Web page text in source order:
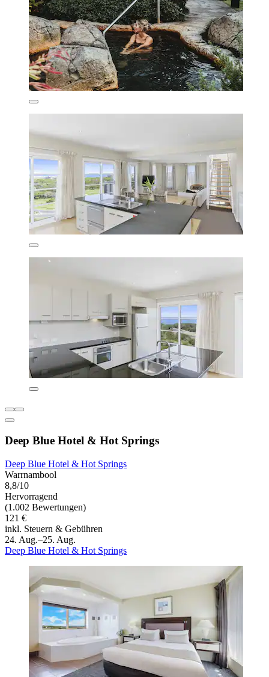
Deep Blue Hotel & Hot Springs
Deep Blue Hotel & Hot Springs
Warrnambool
8,8/10
Hervorragend
(1.002 Bewertungen)
121 €
inkl. Steuern & Gebühren
24. Aug.–25. Aug.
Deep Blue Hotel & Hot Springs